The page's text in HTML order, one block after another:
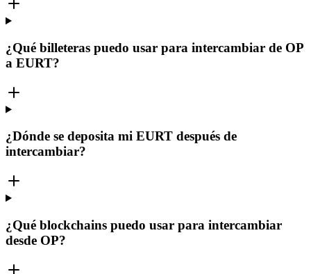
¿Qué billeteras puedo usar para intercambiar de OP
a EURT?
¿Dónde se deposita mi EURT después de
intercambiar?
¿Qué blockchains puedo usar para intercambiar
desde OP?